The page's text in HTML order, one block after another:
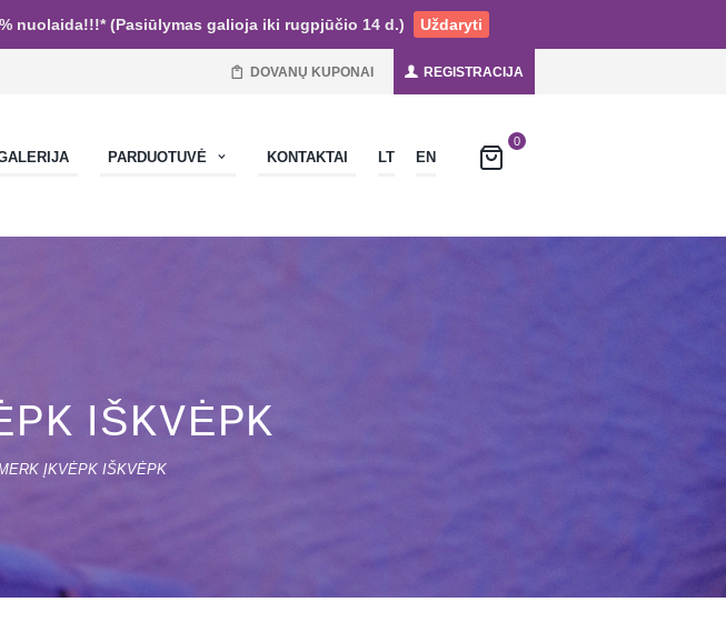
nuolaida!!!* (Pasiūlymas galioja iki rugpjūčio 14 d.) Uždaryti
DOVANŲ KUPONAI REGISTRACIJA
PARDUOTUVĖ KONTAKTAI LT EN
0
IŠKVĖPK
ĮKVĖPK IŠKVĖPK